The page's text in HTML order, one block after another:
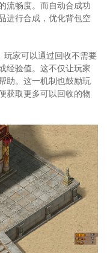
流畅度。而自动合成功
进行合成，优化背包空
玩家可以通过回收不需要
经验值。这不仅让玩家
助。这一机制也鼓励玩
获取更多可以回收的物